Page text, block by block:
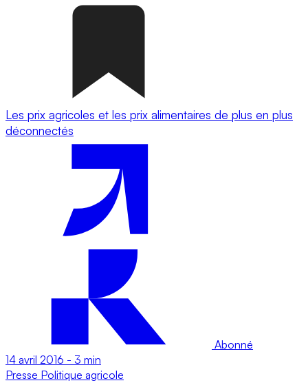
Les prix agricoles et les prix alimentaires de plus en plus
déconnectés
Abonné
14 avril 2016 - 3 min
Presse Politique agricole